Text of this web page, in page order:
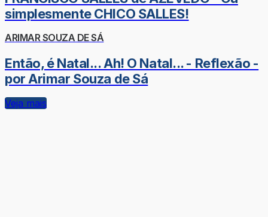
simplesmente CHICO SALLES!
ARIMAR SOUZA DE SÁ
Então, é Natal... Ah! O Natal... - Reflexão -
por Arimar Souza de Sá
Veja mais